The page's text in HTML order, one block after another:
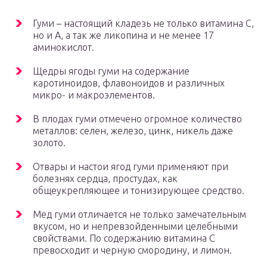
Гуми – настоящий кладезь не только витамина С,
но и А, а так же ликопина и не менее 17
аминокислот.
Щедры ягоды гуми на содержание
каротиноидов, флавоноидов и различных
микро- и макроэлементов.
В плодах гуми отмечено огромное количество
металлов: селен, железо, цинк, никель даже
золото.
Отвары и настои ягод гуми применяют при
болезнях сердца, простудах, как
общеукрепляющее и тонизирующее средство.
Мед гуми отличается не только замечательным
вкусом, но и непревзойденными целебными
свойствами. По содержанию витамина С
превосходит и черную смородину, и лимон.